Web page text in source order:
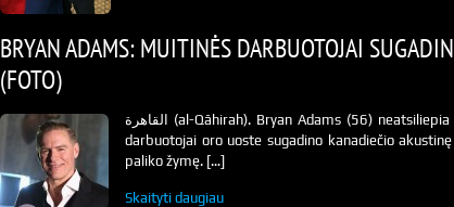
BRYAN ADAMS: MUITINĖS DARBUOTOJAI
(FOTO)
القاهرة (al-Qāhirah). Bryan Adams (56) neatsiliepia gerai apie Egitpo muitinę. Muitinės
darbuotojai oro uoste sugadino kanadiečio
paliko žymę. […]
Skaityti daugiau